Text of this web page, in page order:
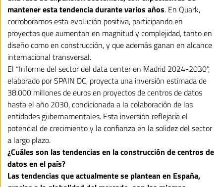
mantener esta tendencia durante varios años. En Quark,
corroboramos esta evolución positiva, participando en
proyectos que aumentan en magnitud y complejidad, tanto en
diseño como en construcción, y que además ganan en alcance
internacional transversal.
El “Informe del sector del data center en Madrid 2024-2030”,
elaborado por SPAIN DC, proyecta una inversión estimada de
38.000 millones de euros en proyectos de centros de datos
hasta el año 2030, condicionada a la colaboración de las
entidades gubernamentales. Esta inversión reflejaría el
potencial de crecimiento y la confianza en la solidez del sector
a largo plazo.
¿Cuáles son las tendencias en la construcción de centros de
datos en el país?
Las tendencias que actualmente se plantean en España,